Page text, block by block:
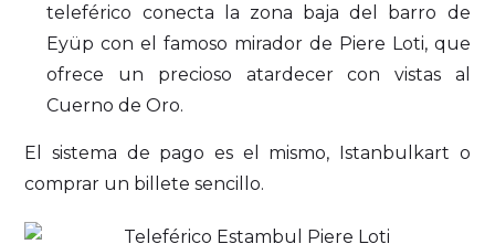
teleférico conecta la zona baja del barro de
Eyüp con el famoso mirador de Piere Loti, que
ofrece un precioso atardecer con vistas al
Cuerno de Oro.
El sistema de pago es el mismo, Istanbulkart o
comprar un billete sencillo.